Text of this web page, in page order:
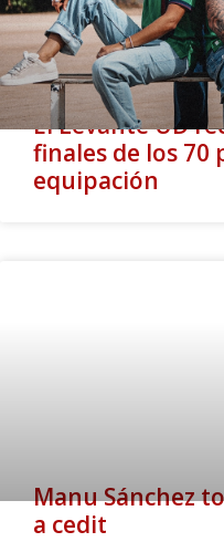
El Levante UD
finales de los 70
equipación
Manu Sánchez
a cedit